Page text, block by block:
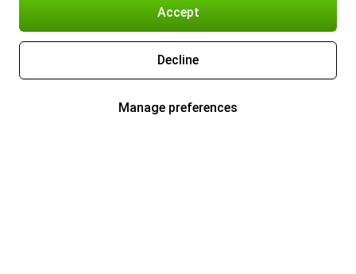
Accept
Decline
Manage preferences